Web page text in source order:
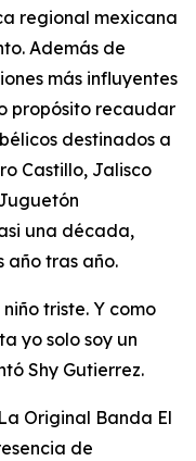
regional mexicana
Además de
más influyentes
propósito recaudar
destinados a
Castillo, Jalisco
una década,
año tras año.
triste. Y como
yo solo soy un
Shy Gutierrez.
Original Banda El
de